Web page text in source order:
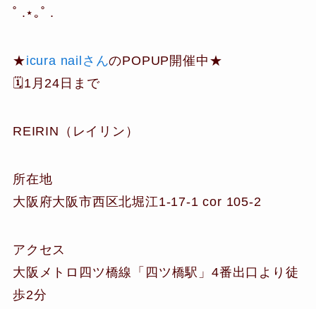
˚ .⋆｡˚ .
★icura nailさんのPOPUP開催中★
🗓1月24日まで
REIRIN（レイリン）
所在地
大阪府大阪市西区北堀江1-17-1 cor 105-2
アクセス
大阪メトロ四ツ橋線「四ツ橋駅」4番出口より徒
歩2分